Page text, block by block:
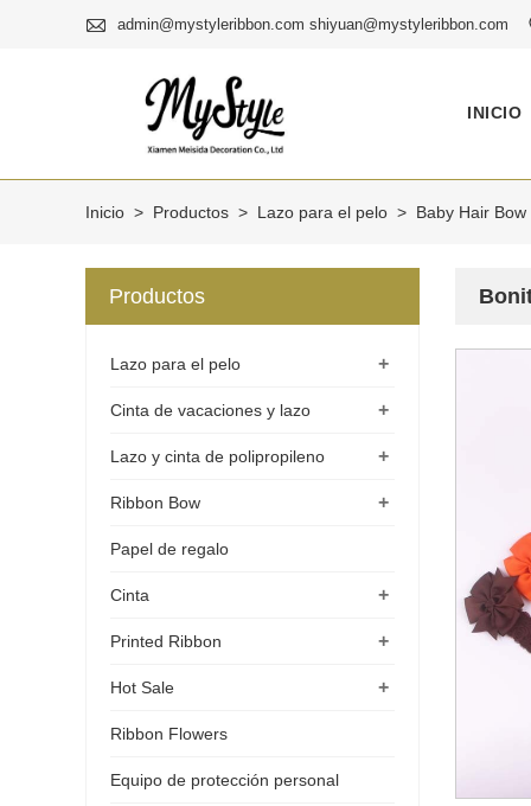
 admin@mystyleribbon.com shiyuan@mystyleribbon.com
INICIO
Inicio > Productos > Lazo para el pelo > Baby Hair Bow
Productos
+
Lazo para el pelo
+
Cinta de vacaciones y lazo
+
Lazo y cinta de polipropileno
+
Ribbon Bow
Papel de regalo
+
Cinta
+
Printed Ribbon
+
Hot Sale
Ribbon Flowers
Equipo de protección personal